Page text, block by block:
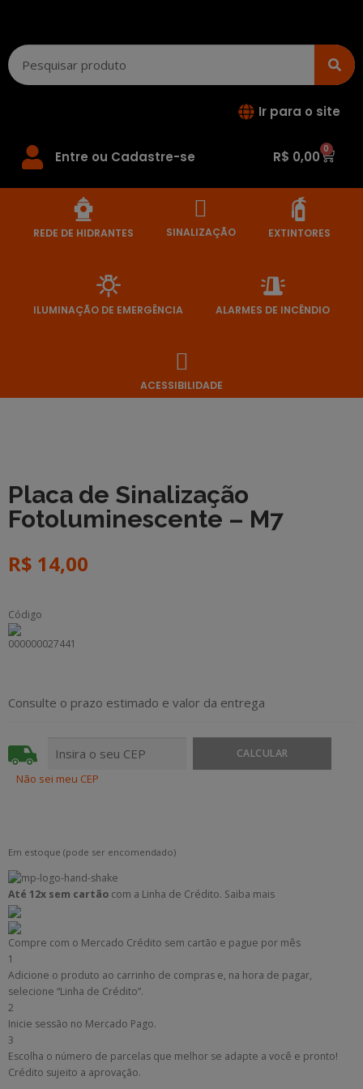
Ir para o site
Entre ou Cadastre-se R$ 0,00 0
REDE DE HIDRANTES SINALIZAÇÃO EXTINTORES
ILUMINAÇÃO DE EMERGÊNCIA ALARMES DE INCÊNDIO
ACESSIBILIDADE
Placa de Sinalização
Fotoluminescente – M7
R$ 14,00
Código
000000027441
Consulte o prazo estimado e valor da entrega
Não sei meu CEP
Em estoque (pode ser encomendado)
Até 12x sem cartão com a Linha de Crédito. Saiba mais
Compre com o Mercado Crédito sem cartão e pague por mês
1
Adicione o produto ao carrinho de compras e, na hora de pagar,
selecione “Linha de Crédito”.
2
Inicie sessão no Mercado Pago.
3
Escolha o número de parcelas que melhor se adapte a você e pronto!
Crédito sujeito a aprovação.